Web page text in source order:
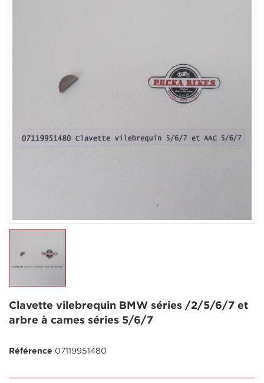
Clavette vilebrequin BMW séries /2/5/6/7 et
arbre à cames séries 5/6/7
Référence 07119951480